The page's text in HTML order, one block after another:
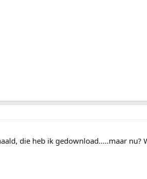
die heb ik gedownload.....maar nu?